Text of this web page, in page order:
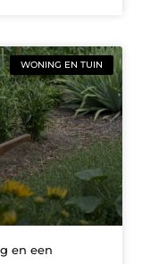
WONING EN TUIN
en een